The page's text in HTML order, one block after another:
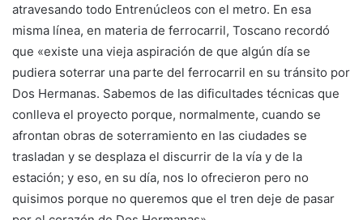
atravesando todo Entrenúcleos con el metro. En esa
misma línea, en materia de ferrocarril, Toscano recordó
que «existe una vieja aspiración de que algún día se
pudiera soterrar una parte del ferrocarril en su tránsito por
Dos Hermanas. Sabemos de las dificultades técnicas que
conlleva el proyecto porque, normalmente, cuando se
afrontan obras de soterramiento en las ciudades se
trasladan y se desplaza el discurrir de la vía y de la
estación; y eso, en su día, nos lo ofrecieron pero no
quisimos porque no queremos que el tren deje de pasar